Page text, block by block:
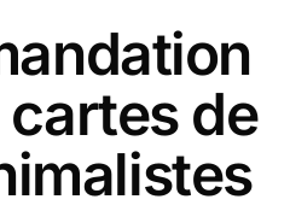
de